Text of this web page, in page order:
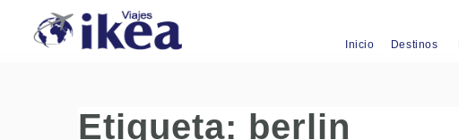
Inicio Destinos
Etiqueta: berlin